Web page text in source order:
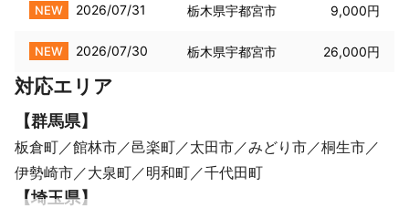
NEW 2026/07/31 栃木県宇都宮市 9,000円
NEW 2026/07/30 栃木県宇都宮市 26,000円
対応エリア
【群馬県】
板倉町 館林市 邑楽町 太田市 みどり市
桐生市
伊勢崎市
大泉町 明和町 千代田町
【埼玉県】